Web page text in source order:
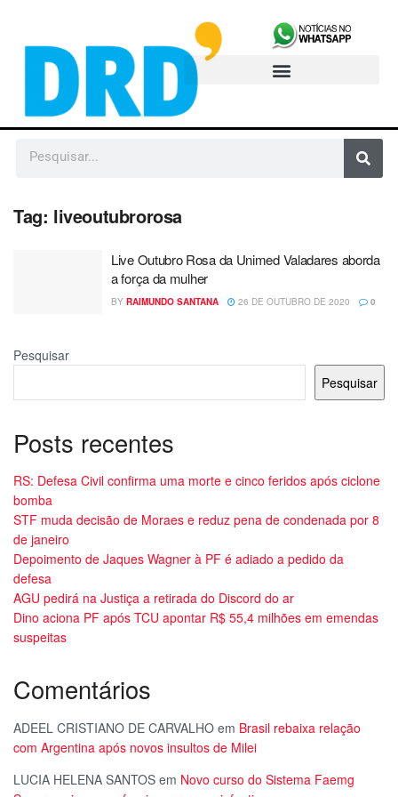
Tag: liveoutubrorosa
Live Outubro Rosa da Unimed Valadares aborda
a força da mulher
BY RAIMUNDO SANTANA 26 DE OUTUBRO DE 2020 0
Pesquisar
Pesquisar
Posts recentes
RS: Defesa Civil confirma uma morte e cinco feridos após ciclone
bomba
STF muda decisão de Moraes e reduz pena de condenada por 8
de janeiro
Depoimento de Jaques Wagner à PF é adiado a pedido da
defesa
AGU pedirá na Justiça a retirada do Discord do ar
Dino aciona PF após TCU apontar R$ 55,4 milhões em emendas
suspeitas
Comentários
ADEEL CRISTIANO DE CARVALHO em Brasil rebaixa relação
com Argentina após novos insultos de Milei
LUCIA HELENA SANTOS em Novo curso do Sistema Faemg